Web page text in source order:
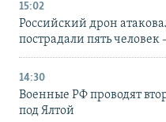
15:02
Российский дрон
пострадали пять человек
14:30
Военные РФ проводят
под Ялтой